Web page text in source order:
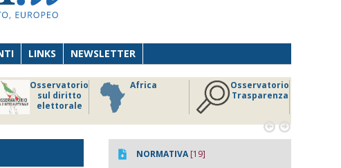
LINKS NEWSLETTER
Osservatorio
sul diritto
elettorale
Africa
Osservatorio
Trasparenza
 
NORMATIVA[19]